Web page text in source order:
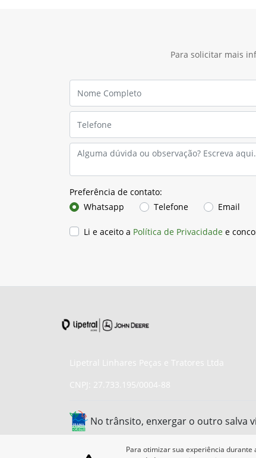
Para solicitar mais
Preferência de contato:
Whatsapp
Telefone Email
Li e aceito a Política de Privacidade e
Lipetral Linhares Peças e Tratores Ltda
CNPJ: 27.733.195/0004-88
No trânsito, enxergar o outro salva
Para otimizar sua experiência